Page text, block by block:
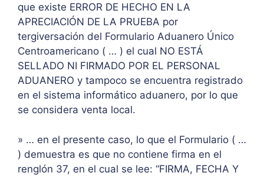
que existe ERROR DE HECHO EN LA
APRECIACIÓN DE LA PRUEBA por
tergiversación del Formulario Aduanero Único
Centroamericano ( … ) el cual NO ESTÁ
SELLADO NI FIRMADO POR EL PERSONAL
ADUANERO y tampoco se encuentra registrado
en el sistema informático aduanero, por lo que
se considera venta local.
» … en el presente caso, lo que el Formulario ( …
) demuestra es que no contiene firma en el
renglón 37, en el cual se lee: “FIRMA, FECHA Y